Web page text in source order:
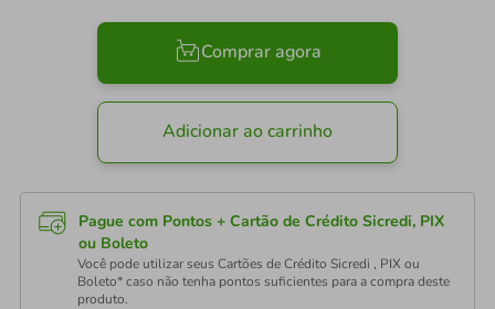
Comprar agora
Adicionar ao carrinho
Pague com Pontos + Cartão de Crédito Sicredi, PIX
ou Boleto
Você pode utilizar seus Cartões de Crédito Sicredi , PIX ou
Boleto* caso não tenha pontos suficientes para a compra deste
produto.